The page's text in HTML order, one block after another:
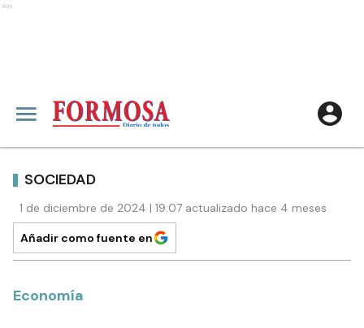
Ads
SOCIEDAD
1 de diciembre de 2024 | 19:07 actualizado hace 4 meses
Añadir como fuente en
Economía